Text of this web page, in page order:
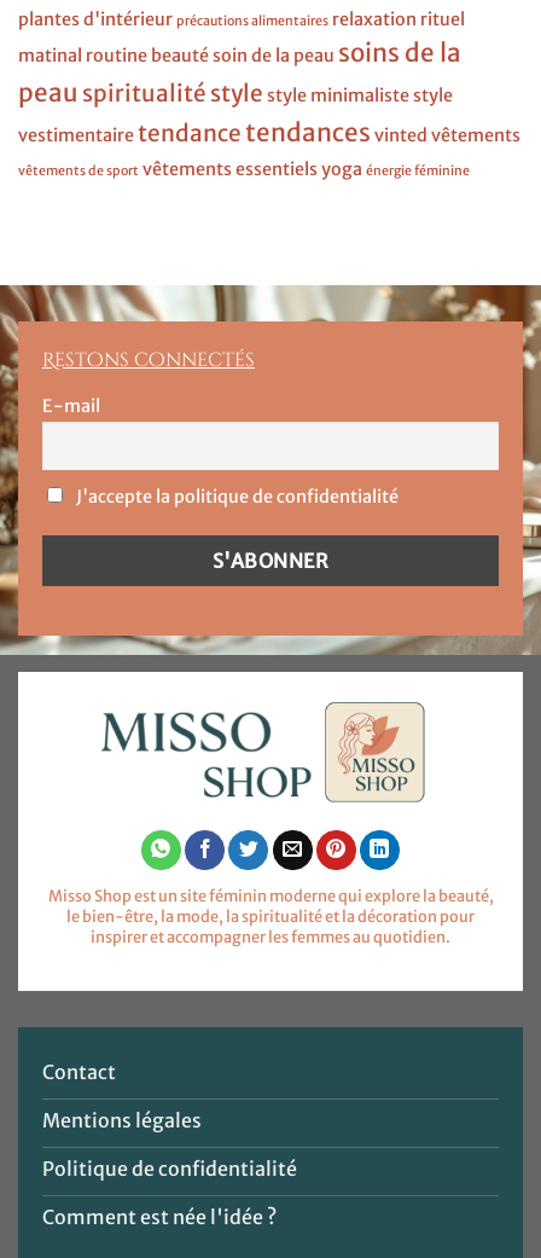
plantes d'intérieur précautions alimentaires relaxation rituel
matinal routine beautésoin de la peau soins de la
peau spiritualité style style minimalistestyle
vestimentairetendancetendances vinted vêtements
vêtements de sport vêtements essentielsyoga énergie féminine
Restons connectés
E-mail
J'accepte la politique de confidentialité
Misso Shop est un site féminin moderne qui explore la beauté,
le bien-être, la mode, la spiritualité et la décoration pour
inspirer et accompagner les femmes au quotidien.
Contact
Mentions légales
Politique de confidentialité
Comment est née l'idée ?